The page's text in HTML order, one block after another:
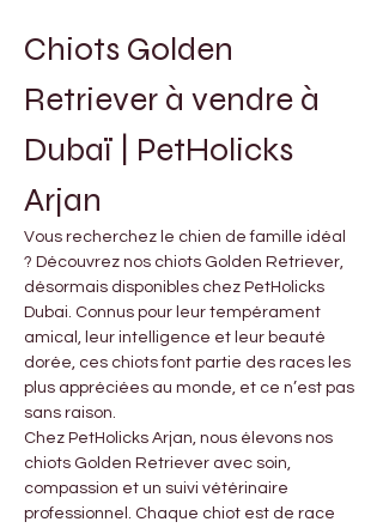
Chiots Golden
Retriever à vendre à
Dubaï | PetHolicks
Arjan
Vous recherchez le chien de famille idéal
? Découvrez nos chiots Golden Retriever,
désormais disponibles chez PetHolicks
Dubai. Connus pour leur tempérament
amical, leur intelligence et leur beauté
dorée, ces chiots font partie des races les
plus appréciées au monde, et ce n’est pas
sans raison.
Chez PetHolicks Arjan, nous élevons nos
chiots Golden Retriever avec soin,
compassion et un suivi vétérinaire
professionnel. Chaque chiot est de race